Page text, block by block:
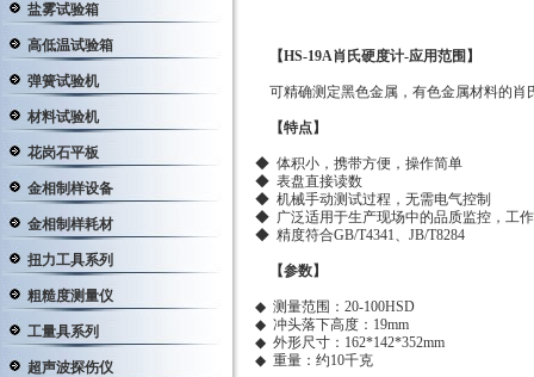
盐雾试验箱
高低温试验箱
弹簧试验机
材料试验机
花岗石平板
金相制样设备
金相制样耗材
扭力工具系列
粗糙度测量仪
工量具系列
超声波探伤仪
【HS-19A肖氏硬度计-应用范围】
可精确测定黑色金属，有色金属材料的肖
【特点】
◆ 体积小，携带方便，操作简单
◆ 表盘直接读数
◆ 机械手动测试过程，无需电气控制
◆ 广泛适用于生产现场中的品质监控，工
◆ 精度符合GB/T4341、JB/T8284
【参数】
◆ 测量范围：20-100HSD
◆ 冲头落下高度：19mm
◆ 外形尺寸：162*142*352mm
◆ 重量：约10千克